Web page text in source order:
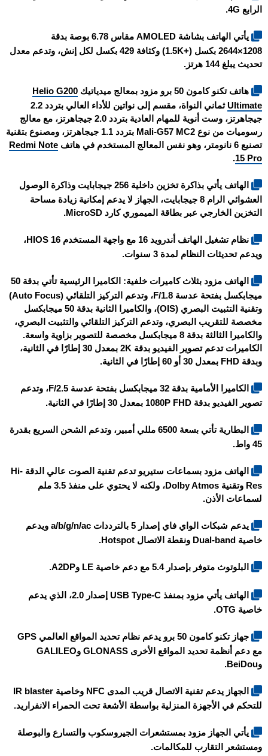
الرابع 4G.
يأتي الهاتف بشاشة AMOLED مقاس 6.78 بوصة بدقة
1208×2644 بكسل (+1.5K) وكثافة 429 بكسل لكل إنش، وتدعم معدل
تحديث يبلغ 144 هرتز.
هاتفتكنو كامون 50 برو مزود بمعالج ميدياتيك Helio G200
Ultimate
ثماني النواة، مقسم إلى نواتين للأداء العالي بتردد 2.2
جيجاهرتز، وست أنوية للمهام العادية بتردد 2.0 جيجاهرتز، مع معالج
رسوميات من نوع Mali-G57 MC2 بتردد 1.1 جيجاهرتز، ومصنوع بتقنية
تصنيع 6 نانومتر، وهو نفس المعالج المستخدم في هاتف
Redmi Note
15 Pro
.
الهاتف يأتي بذاكرة تخزين داخلية 256 جيجابايت وذاكرة الوصول
العشوائي الرام 8 جيجابايت، الجهاز لا يدعم إمكانية زيادة مساحة
التخزين الخارجي عبر بطاقة الميموري كارد MicroSD.
نظام تشغيل الهاتف أندرويد 16 مع واجهة المستخدم HIOS 16،
ويدعم تحديثات النظام لمدة 3 سنوات.
الهاتف مزود بثلاث كاميرات خلفية: الكاميرا الرئيسية تأتي بدقة 50
ميجابكسل بفتحة عدسة F/1.8، وتدعم التركيز التلقائي (Auto Focus)
وتقنية التثبيت البصري (OIS)، والكاميرا الثانية بدقة 50 ميجابكسل
مخصصة للتقريب البصري، وتدعم التركيز التلقائي والتثبيت البصري،
والكاميرا الثالثة بدقة 8 ميجابكسل مخصصة للتصوير بزاوية واسعة.
الكاميرات تدعم تصوير الفيديو بدقة 2K بمعدل 30 إطارًا في الثانية،
وبدقة FHD بمعدل 30 أو 60 إطارًا في الثانية.
الكاميرا الأمامية بدقة 32 ميجابكسل بفتحة عدسة F/2.5، وتدعم
تصوير الفيديو بدقة 1080P FHD بمعدل 30 إطارًا في الثانية.
البطارية تأتي بسعة 6500 مللي أمبير، وتدعم الشحن السريع بقدرة
45 واط.
الهاتف مزود بسماعات ستيريو تدعم تقنية الصوت عالي الدقة Hi-
Res وتقنية Dolby Atmos، ولكنه لا يحتوي على منفذ 3.5 ملم
لسماعات الأذن.
يدعم شبكات الواي فاي إصدار 5 بالترددات a/b/g/n/ac ويدعم
خاصية Dual-band ونقطة الاتصال Hotspot.
البلوتوث متوفر بإصدار 5.4 مع دعم خاصية LE وA2DP.
الهاتف يأتي مزود بمنفذ USB Type-C إصدار 2.0، الذي يدعم
خاصية OTG.
جهازتكنو كامون 50 برو
يدعم نظام تحديد المواقع العالمي GPS
مع دعم أنظمة تحديد المواقع الأخرى GLONASS وGALILEO
وBeiDou.
الجهاز يدعم تقنية الاتصال قريب المدى NFC وخاصية IR blaster
للتحكم في الأجهزة المنزلية بواسطة الأشعة تحت الحمراء الانفراريد.
يأتي الجهاز مزود بمستشعرات الجيروسكوب والتسارع والبوصلة
ومستشعر التقارب للمكالمات.